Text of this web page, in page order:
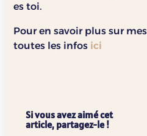
es toi.
Pour en savoir plus sur
toutes les infos ici
Si vous avez aimé cet
article, partagez-le !